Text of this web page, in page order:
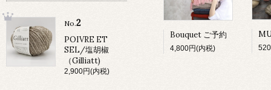
Bouquet ご予約
4,800円(内税)
No.2
POIVRE ET
SEL/塩胡椒
（Gilliatt)
2,900円(内税)